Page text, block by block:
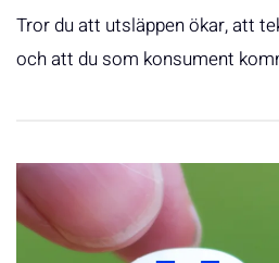
Tror du att utsläppen ökar, att
och att du som konsument